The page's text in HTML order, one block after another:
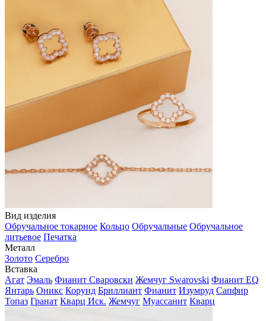
Вид изделия
Обручальное токарное Кольцо Обручальные Обручальное
литьевое Печатка
Металл
Золото Серебро
Вставка
Агат Эмаль Фианит Сваровски Жемчуг Swarovski Фианит EQ
Янтарь Оникс Корунд Бриллиант Фианит Изумруд Сапфир
Топаз Гранат Кварц Иск. Жемчуг Муассанит Кварц